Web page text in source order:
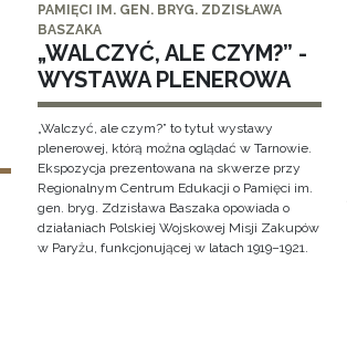
PAMIĘCI IM. GEN. BRYG. ZDZISŁAWA
BASZAKA
„WALCZYĆ, ALE CZYM?” -
WYSTAWA PLENEROWA
„Walczyć, ale czym?” to tytuł wystawy
plenerowej, którą można oglądać w Tarnowie.
Ekspozycja prezentowana na skwerze przy
Regionalnym Centrum Edukacji o Pamięci im.
gen. bryg. Zdzisława Baszaka opowiada o
działaniach Polskiej Wojskowej Misji Zakupów
w Paryżu, funkcjonującej w latach 1919–1921.